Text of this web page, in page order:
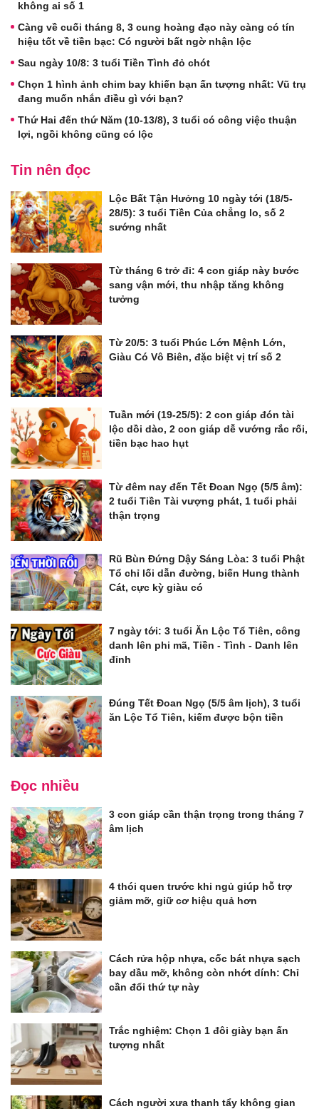
không ai số 1
Càng về cuối tháng 8, 3 cung hoàng đạo này càng có tín
hiệu tốt về tiền bạc: Có người bất ngờ nhận lộc
Sau ngày 10/8: 3 tuổi Tiền Tình đỏ chót
Chọn 1 hình ảnh chim bay khiến bạn ấn tượng nhất: Vũ trụ
đang muốn nhắn điều gì với bạn?
Thứ Hai đến thứ Năm (10-13/8), 3 tuổi có công việc thuận
lợi, ngồi không cũng có lộc
Tin nên đọc
Lộc Bất Tận Hưởng 10 ngày tới (18/5-
28/5): 3 tuổi Tiền Của chẳng lo, số 2
sướng nhất
Từ tháng 6 trở đi: 4 con giáp này bước
sang vận mới, thu nhập tăng không
tưởng
Từ 20/5: 3 tuổi Phúc Lớn Mệnh Lớn,
Giàu Có Vô Biên, đặc biệt vị trí số 2
Tuần mới (19-25/5): 2 con giáp đón tài
lộc dồi dào, 2 con giáp dễ vướng rắc rối,
tiền bạc hao hụt
Từ đêm nay đến Tết Đoan Ngọ (5/5 âm):
2 tuổi Tiền Tài vượng phát, 1 tuổi phải
thận trọng
Rũ Bùn Đứng Dậy Sáng Lòa: 3 tuổi Phật
Tổ chỉ lối dẫn đường, biến Hung thành
Cát, cực kỳ giàu có
7 ngày tới: 3 tuổi Ăn Lộc Tổ Tiên, công
danh lên phi mã, Tiền - Tình - Danh lên
đỉnh
Đúng Tết Đoan Ngọ (5/5 âm lịch), 3 tuổi
ăn Lộc Tổ Tiên, kiếm được bộn tiền
Đọc nhiều
3 con giáp cần thận trọng trong tháng 7
âm lịch
4 thói quen trước khi ngủ giúp hỗ trợ
giảm mỡ, giữ cơ hiệu quả hơn
Cách rửa hộp nhựa, cốc bát nhựa sạch
bay dầu mỡ, không còn nhớt dính: Chỉ
cần đổi thứ tự này
Trắc nghiệm: Chọn 1 đôi giày bạn ấn
tượng nhất
Cách người xưa thanh tẩy không gian